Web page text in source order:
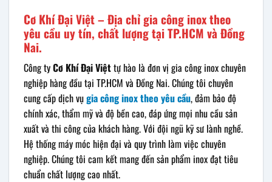
Cơ Khí Đại Việt – Địa chỉ gia công inox theo
yêu cầu uy tín, chất lượng tại TP.HCM và Đồng
Nai.
Công tyCơ Khí Đại Việttự hào là đơn vị gia công inox chuyên
nghiệp hàng đầu tại TP.HCM và Đồng Nai. Chúng tôi chuyên
cung cấp dịch vụgia công inox theo yêu cầu, đảm bảo độ
chính xác, thẩm mỹ và độ bền cao, đáp ứng mọi nhu cầu sản
xuất và thi công của khách hàng. Với đội ngũ kỹ sư lành nghề.
Hệ thống máy móc hiện đại và quy trình làm việc chuyên
nghiệp. Chúng tôi cam kết mang đến sản phẩm inox đạt tiêu
chuẩn chất lượng cao nhất.